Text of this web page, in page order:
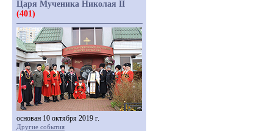
Царя Мученика Николая II
(401)
основан 10 октября 2019 г.
Другие события